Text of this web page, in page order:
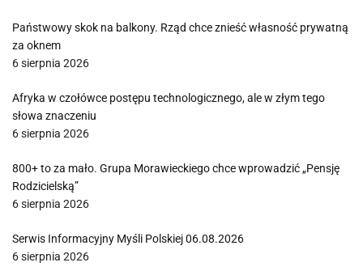
Państwowy skok na balkony. Rząd chce znieść własność prywatną
za oknem
6 sierpnia 2026
Afryka w czołówce postępu technologicznego, ale w złym tego
słowa znaczeniu
6 sierpnia 2026
800+ to za mało. Grupa Morawieckiego chce wprowadzić „Pensję
Rodzicielską”
6 sierpnia 2026
Serwis Informacyjny Myśli Polskiej 06.08.2026
6 sierpnia 2026